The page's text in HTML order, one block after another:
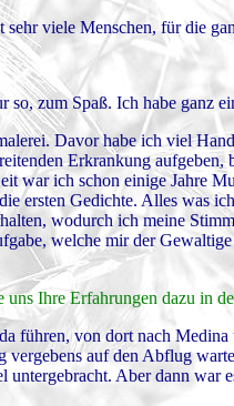
viele Menschen, für die
zum Spaß. Ich habe ganz
Davor habe ich viel
Erkrankung
war ich schon einige Jahre
ersten Gedichte. Alles was
wodurch ich meine
welche mir der
Ihre Erfahrungen dazu in
führen, von dort nach
auf den Abflug
Aber dann war